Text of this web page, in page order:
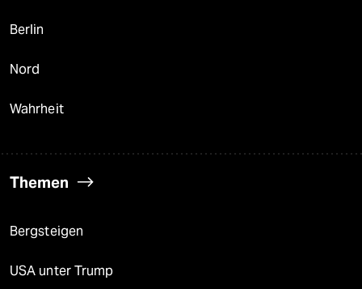
Berlin
Nord
Wahrheit
Themen
Bergsteigen
USA unter Trump